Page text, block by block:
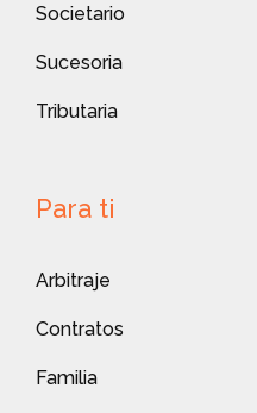
Societario
Sucesoria
Tributaria
Para ti
Arbitraje
Contratos
Familia